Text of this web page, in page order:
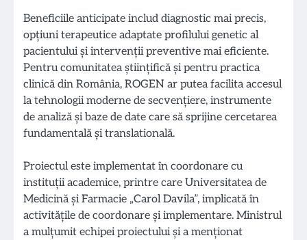
Beneficiile anticipate includ diagnostic mai precis,
opțiuni terapeutice adaptate profilului genetic al
pacientului și intervenții preventive mai eficiente.
Pentru comunitatea științifică și pentru practica
clinică din România, ROGEN ar putea facilita accesul
la tehnologii moderne de secvențiere, instrumente
de analiză și baze de date care să sprijine cercetarea
fundamentală și translatională.
Proiectul este implementat în coordonare cu
instituții academice, printre care Universitatea de
Medicină și Farmacie „Carol Davila”, implicată în
activitățile de coordonare și implementare. Ministrul
a mulțumit echipei proiectului și a menționat